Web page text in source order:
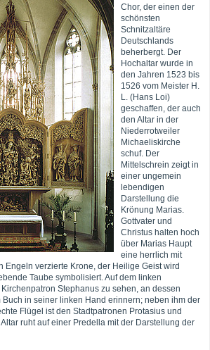
Chor, der einen der
schönsten
Schnitzaltäre
Deutschlands
beherbergt. Der
Hochaltar wurde in
den Jahren 1523 bis
1526 vom Meister H.
L. (Hans Loi)
geschaffen, der auch
den Altar in der
Niederrotweiler
Michaeliskirche
schuf. Der
Mittelschrein zeigt in
einer ungemein
lebendigen
Darstellung die
Krönung Marias.
Gottvater und
Christus halten hoch
über Marias Haupt
eine herrlich mit
Engeln verzierte Krone, der Heilige Geist wird
Taube symbolisiert. Auf dem linken
Stephanus zu sehen, an dessen
Buch in seiner linken Hand erinnern; neben ihm der
Flügel ist den Stadtpatronen Protasius und
ruht auf einer Predella mit der Darstellung der